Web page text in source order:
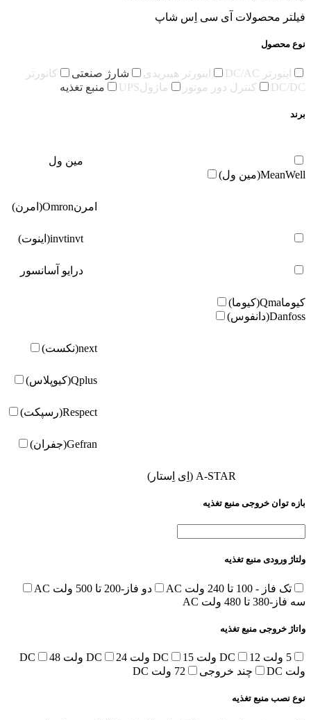
فیلتر محصولات آی سی اِس شاپ
نوع محصول
اینورتر DC/AC اینورتر هیبریدی شارژ صنعتی
کانورتر
DC/DC
کنترل دور موتور ماژولUPS منبع تغذیه
برند
مین ول
MeanWell(مین ول)
امرنOmron(امرن)
invtinvt(اینوت)
درایو آسانسور
کیوماQma(کیوما)
Danfoss(دانفوس)
next(نکست)
Qplus(کیوپلاس)
Respect(رسپکت)
Gefran(جفران)
A-STAR (اِی اِستار)
بازه توان خروجی منبع تغذیه
ولتاژ ورودی منبع تغذیه
تک فاز - 100 تا 240 ولت AC
دو فاز-200 تا 500 ولت AC
سه فاز-380 تا 480 ولت AC
واتاژ خروجی منبع تغذیه
5 ولت DC 12 ولت DC 15 ولت DC 24 ولت DC
48
ولت DC
چند خروجی 72 ولت DC
نوع نصب منبع تغذیه